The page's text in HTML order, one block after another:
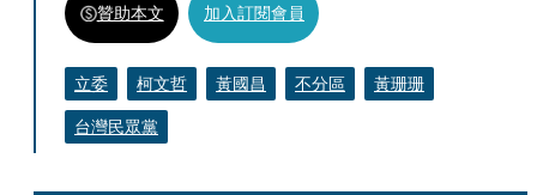
贊助本文 加入訂閱會員
立委 柯文哲 黃國昌 不分區
黃珊珊
台灣民眾黨